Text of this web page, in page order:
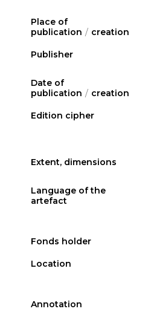
Place of
publication / creation
Publisher
Date of
publication / creation
Edition cipher
Extent, dimensions
Language of the
artefact
Fonds holder
Location
Annotation